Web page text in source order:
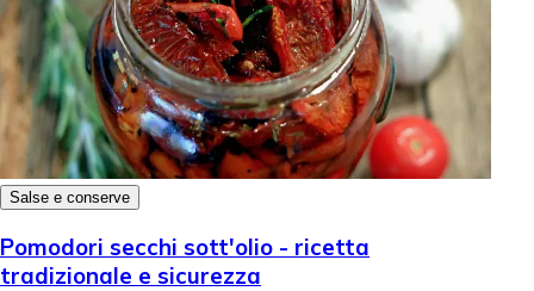
Salse e conserve
Pomodori secchi sott'olio - ricetta
tradizionale e sicurezza